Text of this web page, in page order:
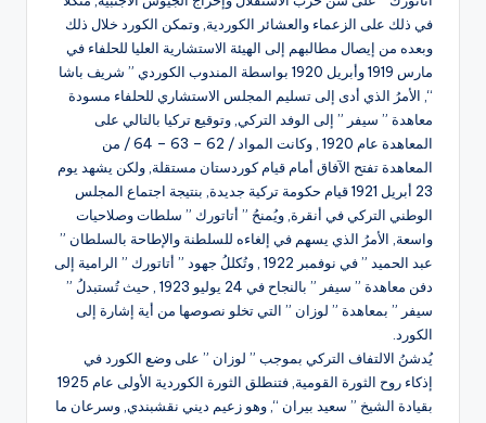
في ذلك على الزعماء والعشائر الكوردية, وتمكن الكورد خلال ذلك
وبعده من إيصال مطالبهم إلى الهيئة الاستشارية العليا للحلفاء في
مارس 1919 وأبريل 1920 بواسطة المندوب الكوردي ” شريف باشا
“, الأمرُ الذي أدى إلى تسليم المجلس الاستشاري للحلفاء مسودة
معاهدة ” سيفر ” إلى الوفد التركي, وتوقيع تركيا بالتالي على
المعاهدة عام 1920 , وكانت المواد / 62 – 63 – 64 / من
المعاهدة تفتح الآفاق أمام قيام كوردستان مستقلة, ولكن يشهد يوم
23 أبريل 1921 قيام حكومة تركية جديدة, بنتيجة اجتماع المجلس
الوطني التركي في أنقرة, ويُمنحُ ” أتاتورك ” سلطات وصلاحيات
واسعة, الأمرُ الذي يسهم في إلغاءه للسلطنة والإطاحة بالسلطان ”
عبد الحميد ” في نوفمبر 1922 , وتُكللُ جهود ” أتاتورك ” الرامية إلى
دفن معاهدة ” سيفر ” بالنجاح في 24 يوليو 1923 , حيث تُستبدلُ ”
سيفر ” بمعاهدة ” لوزان ” التي تخلو نصوصها من أية إشارة إلى
الكورد.
يُدشنُ الالتفاف التركي بموجب ” لوزان ” على وضع الكورد في
إذكاء روح الثورة القومية, فتنطلق الثورة الكوردية الأولى عام 1925
بقيادة الشيخ ” سعيد بيران “, وهو زعيم ديني نقشبندي, وسرعان ما